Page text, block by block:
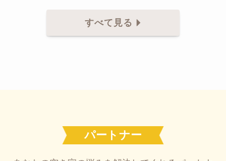
すべて見る
パートナー